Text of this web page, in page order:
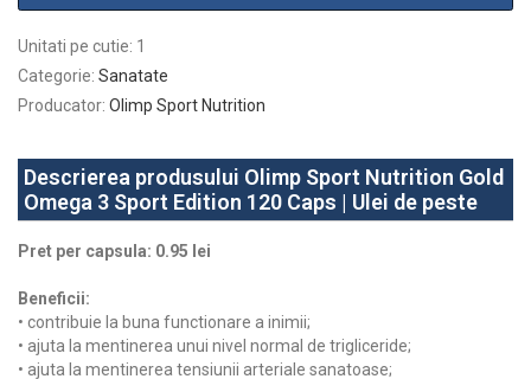
Unitati pe cutie: 1
Categorie: Sanatate
Producator: Olimp Sport Nutrition
Descrierea produsului Olimp Sport Nutrition Gold
Omega 3 Sport Edition 120 Caps | Ulei de peste
Pret per capsula: 0.95 lei
Beneficii:
• contribuie la buna functionare a inimii;
• ajuta la mentinerea unui nivel normal de trigliceride;
• ajuta la mentinerea tensiunii arteriale sanatoase;